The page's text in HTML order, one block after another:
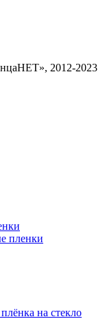
2012-2023
пленки
на стекло